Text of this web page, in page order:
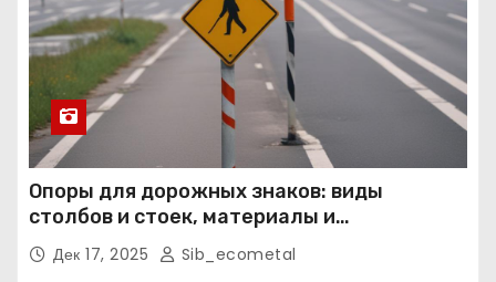
Опоры для дорожных знаков: виды
столбов и стоек, материалы и
нормативные требования
Дек 17, 2025 Sib_ecometal